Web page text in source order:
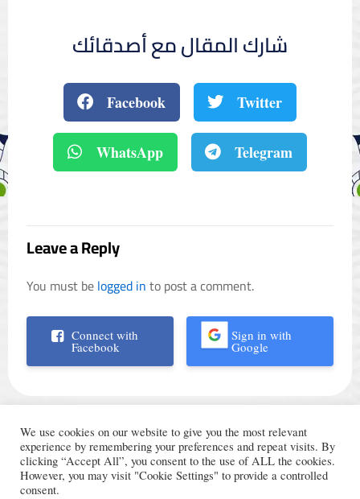
شارك المقال مع أصدقائك
Facebook Twitter
WhatsApp Telegram
Leave a Reply
You must belogged into post a comment.
Connect with
Facebook
Sign in with
Google
© Trading Arabic 2024
الأحكام والشروط
We use cookies on our website to give you the most relevant
experience by remembering your preferences and repeat visits. By
clicking “Accept All”, you consent to the use of ALL the cookies.
However, you may visit "Cookie Settings" to provide a controlled
consent.